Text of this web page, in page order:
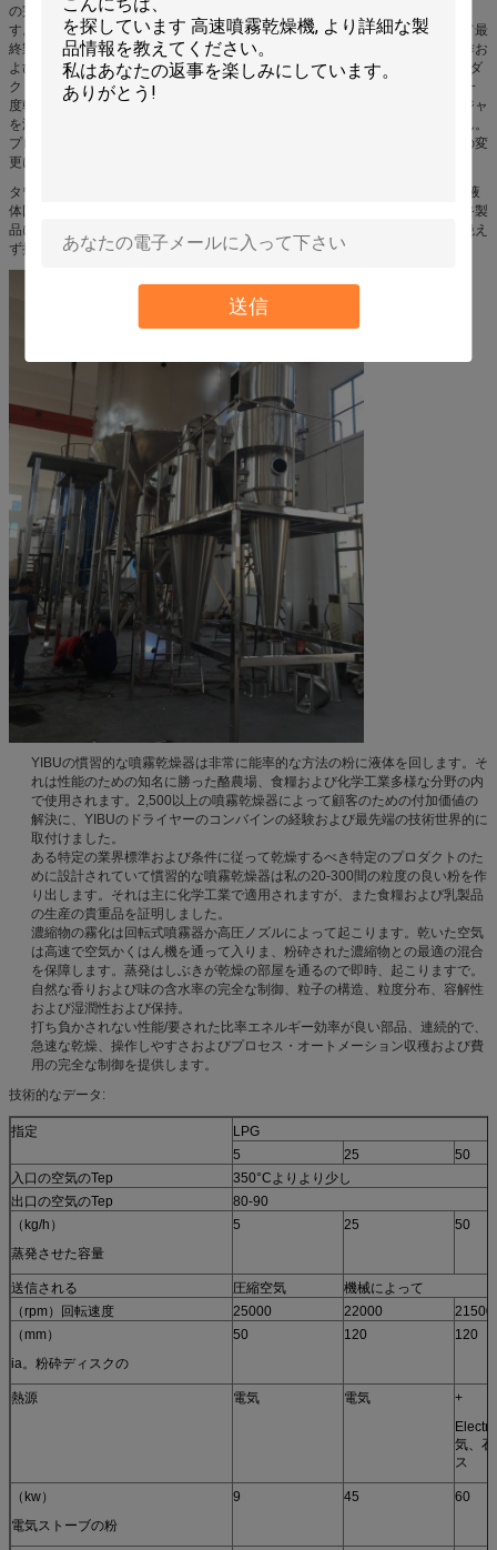
送信
の完了の時は数秒だけです。これは感熱材料を乾燥するために特に適していま
す。その最終製品はよい均等性、流れの能力及び容解性を所有します。そして最
終製品は純度で高く、質でよいです。生産のプロシージャは簡単であり、操作お
よび制御は容易です。40-60%の含水率が付いている液体は粉または粒子プロダ
クトに（特別な材料のため、内容は90%までであるかもしれません。）時間一
度乾燥することができます。乾式法の後で、こわれ、生産の操作のプロシージャ
を減らし、プロダクト純度を高めるために分類のための必要性が、ありません。
プロダクト粒子の直径、緩みおよび含水量はある特定の範囲内の操作の条件の変
更によって調節することができます。
タワーの上のED遠心スプレーヤーは非常に良い霧の液体ビードに、物質的な液
体回り、吹きかかります。熱空気の連絡の非常に短い時によって、材料は最終製
品に乾燥することができます。最終製品は乾燥タワーの底とサイクロンから絶え
ず排出されます。不用なガスは送風機から排出されます。
YIBUの慣習的な噴霧乾燥器は非常に能率的な方法の粉に液体を回します。そ
れは性能のための知名に勝った酪農場、食糧および化学工業多様な分野の内
で使用されます。2,500以上の噴霧乾燥器によって顧客のための付加価値の
解決に、YIBUのドライヤーのコンバインの経験および最先端の技術世界的に
取付けました。
ある特定の業界標準および条件に従って乾燥するべき特定のプロダクトのた
めに設計されていて慣習的な噴霧乾燥器は私の20-300間の粒度の良い粉を作
り出します。それは主に化学工業で適用されますが、また食糧および乳製品
の生産の貴重品を証明しました。
濃縮物の霧化は回転式噴霧器か高圧ノズルによって起こります。乾いた空気
は高速で空気かくはん機を通って入りま、粉砕された濃縮物との最適の混合
を保障します。蒸発はしぶきが乾燥の部屋を通るので即時、起こりますで。
自然な香りおよび味の含水率の完全な制御、粒子の構造、粒度分布、容解性
および湿潤性および保持。
打ち負かされない性能/要された比率エネルギー効率が良い部品、連続的で、
急速な乾燥、操作しやすさおよびプロセス・オートメーション収穫および費
用の完全な制御を提供します。
技術的なデータ:
指定
LPG
5
25
50
入口の空気のTep
350°Cよりより少し
出口の空気のTep
80-90
（kg/h）
蒸発させた容量
5 25 50
送信される 圧縮空気
機械によって
（rpm）回転速度
25000 22000
21500
（mm）
ia。粉砕ディスクの
50 120 120
熱源 電気 電気
+
気、
ス
（kw）
電気ストーブの粉
9 45 60